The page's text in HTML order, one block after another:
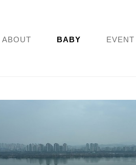
ABOUT BABY EVENT
워커힐 모에기 - 인스타1분영상